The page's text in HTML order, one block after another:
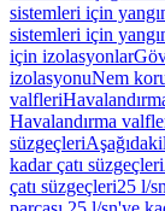
sistemleri için
sistemleri için
için izolasyonlar
izolasyonuNem
valfleri
Havalandırma
süzgeçleri
kadar çatı süzgeçleri
çatı süzgeçleri25 l/